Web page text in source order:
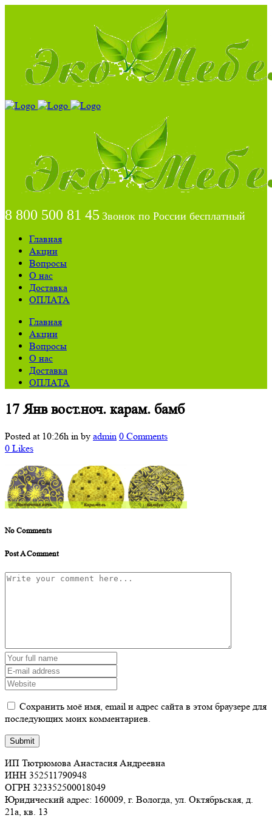
8 800 500 81 45 Звонок по России бесплатный
Главная
Акции
Вопросы
О нас
Доставка
ОПЛАТА
Главная
Акции
Вопросы
О нас
Доставка
ОПЛАТА
17 Янввост.ноч. карам. бамб
Posted at 10:26h in by admin 0 Comments
0 Likes
No Comments
Post A Comment
Сохранить моё имя, email и адрес сайта в этом браузере для
последующих моих комментариев.
ИП Тютрюмова Анастасия Андреевна
ИНН 352511790948
ОГРН 323352500018049
Юридический адрес: 160009, г. Вологда, ул. Октябрьская, д.
21а, кв. 13